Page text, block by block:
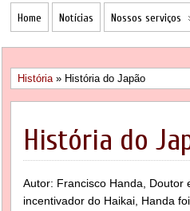
Home Notícias Nossos serviços
História» História do Japão
História do
Autor: Francisco Handa, Doutor
incentivador do Haikai, Handa